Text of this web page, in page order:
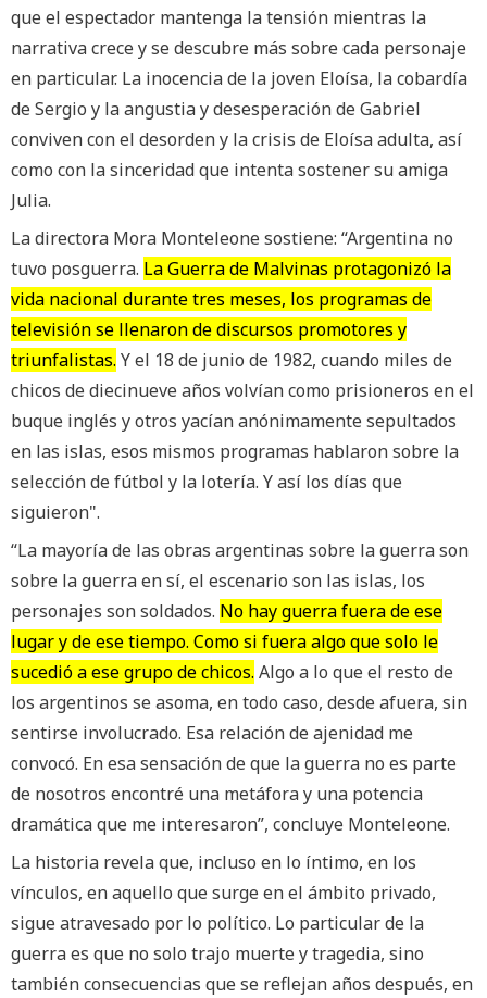
que el espectador mantenga la tensión mientras la
narrativa crece y se descubre más sobre cada personaje
en particular. La inocencia de la joven Eloísa, la cobardía
de Sergio y la angustia y desesperación de Gabriel
conviven con el desorden y la crisis de Eloísa adulta, así
como con la sinceridad que intenta sostener su amiga
Julia.
La directora Mora Monteleone sostiene: “Argentina no
tuvo posguerra. La Guerra de Malvinas protagonizó la
vida nacional durante tres meses, los programas de
televisión se llenaron de discursos promotores y
triunfalistas. Y el 18 de junio de 1982, cuando miles de
chicos de diecinueve años volvían como prisioneros en el
buque inglés y otros yacían anónimamente sepultados
en las islas, esos mismos programas hablaron sobre la
selección de fútbol y la lotería. Y así los días que
siguieron".
“La mayoría de las obras argentinas sobre la guerra son
sobre la guerra en sí, el escenario son las islas, los
personajes son soldados. No hay guerra fuera de ese
lugar y de ese tiempo. Como si fuera algo que solo le
sucedió a ese grupo de chicos. Algo a lo que el resto de
los argentinos se asoma, en todo caso, desde afuera, sin
sentirse involucrado. Esa relación de ajenidad me
convocó. En esa sensación de que la guerra no es parte
de nosotros encontré una metáfora y una potencia
dramática que me interesaron”, concluye Monteleone.
La historia revela que, incluso en lo íntimo, en los
vínculos, en aquello que surge en el ámbito privado,
sigue atravesado por lo político. Lo particular de la
guerra es que no solo trajo muerte y tragedia, sino
también consecuencias que se reflejan años después, en